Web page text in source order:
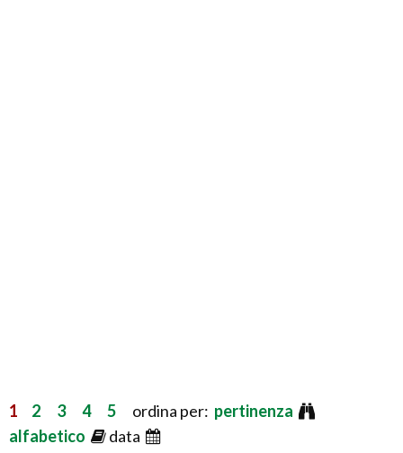
1 2 3 4 5 ordina per: pertinenza
alfabetico
data